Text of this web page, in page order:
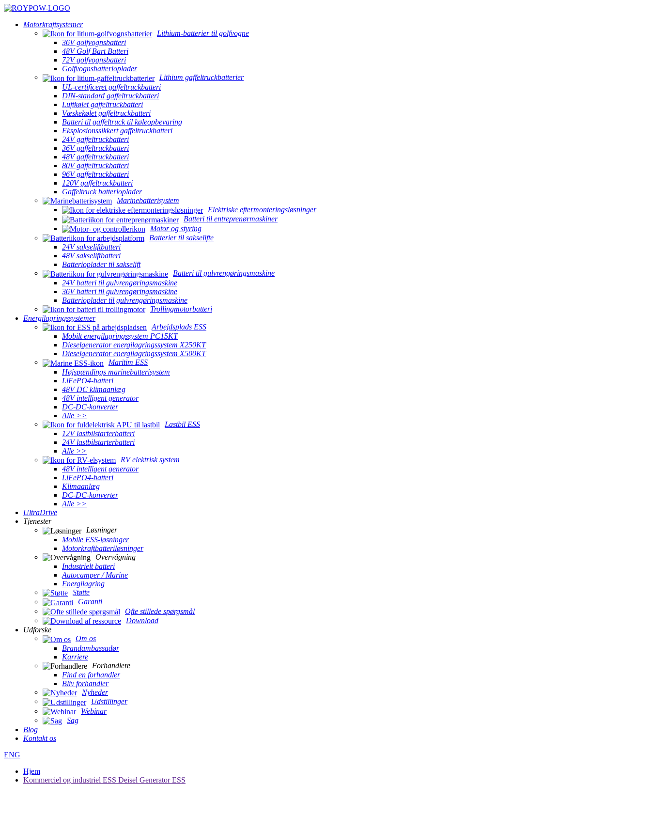
Motorkraftsystemer
Lithium-batterier til golfvogne
36V golfvognsbatteri
48V Golf Bart Batteri
72V golfvognsbatteri
Golfvognsbatterioplader
Lithium gaffeltruckbatterier
UL-certificeret gaffeltruckbatteri
DIN-standard gaffeltruckbatteri
Luftkølet gaffeltruckbatteri
Væskekølet gaffeltruckbatteri
Batteri til gaffeltruck til køleopbevaring
Eksplosionssikkert gaffeltruckbatteri
24V gaffeltruckbatteri
36V gaffeltruckbatteri
48V gaffeltruckbatteri
80V gaffeltruckbatteri
96V gaffeltruckbatteri
120V gaffeltruckbatteri
Gaffeltruck batterioplader
Marinebatterisystem
Elektriske eftermonteringsløsninger
Batteri til entreprenørmaskiner
Motor og styring
Batterier til sakselifte
24V sakseliftbatteri
48V sakseliftbatteri
Batterioplader til sakselift
Batteri til gulvrengøringsmaskine
24V batteri til gulvrengøringsmaskine
36V batteri til gulvrengøringsmaskine
Batterioplader til gulvrengøringsmaskine
Trollingmotorbatteri
Energilagringssystemer
Arbejdsplads ESS
Mobilt energilagringssystem PC15KT
Dieselgenerator energilagringssystem X250KT
Dieselgenerator energilagringssystem X500KT
Maritim ESS
Højspændings marinebatterisystem
LiFePO4-batteri
48V DC klimaanlæg
48V intelligent generator
DC-DC-konverter
Alle >>
Lastbil ESS
12V lastbilstarterbatteri
24V lastbilstarterbatteri
Alle >>
RV elektrisk system
48V intelligent generator
LiFePO4-batteri
Klimaanlæg
DC-DC-konverter
Alle >>
UltraDrive
Tjenester
Løsninger
Mobile ESS-løsninger
Motorkraftbatteriløsninger
Overvågning
Industrielt batteri
Autocamper / Marine
Energilagring
Støtte
Garanti
Ofte stillede spørgsmål
Download
Udforske
Om os
Brandambassadør
Karriere
Forhandlere
Find en forhandler
Bliv forhandler
Nyheder
Udstillinger
Webinar
Sag
Blog
Kontakt os
ENG
Hjem
Kommerciel og industriel ESS Deisel Generator ESS